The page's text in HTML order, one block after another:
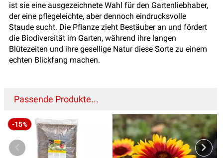
ist sie eine ausgezeichnete Wahl für den Gartenliebhaber,
der eine pflegeleichte, aber dennoch eindrucksvolle
Staude sucht. Die Pflanze zieht Bestäuber an und fördert
die Biodiversität im Garten, während ihre langen
Blütezeiten und ihre gesellige Natur diese Sorte zu einem
echten Blickfang machen.
Passende Produkte...
-15%